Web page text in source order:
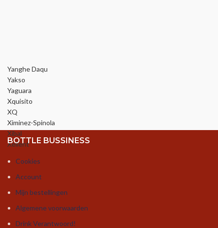
Yanghe Daqu
Yakso
Yaguara
Xquisito
XQ
Ximinez-Spinola
Xibal
Xellent
BOTTLE BUSSINESS
Cookies
Account
Mijn bestellingen
Algemene voorwaarden
Drink Verantwoord!